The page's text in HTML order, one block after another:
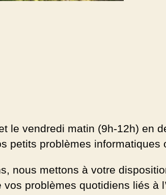
le vendredi matin (9h-12h) en
petits problèmes informatiques
nous mettons à votre
problèmes quotidiens liés à